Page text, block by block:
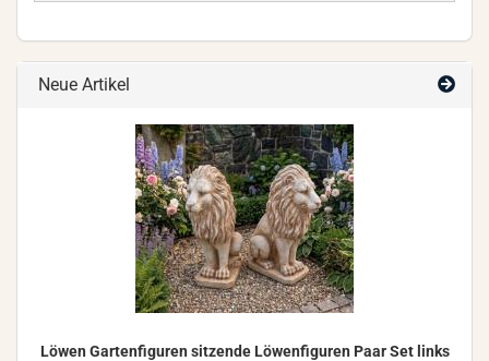
Neue Artikel
Löwen Gar­ten­fi­gu­ren sit­zen­de Lö­wen­fi­gu­ren Paar Set links